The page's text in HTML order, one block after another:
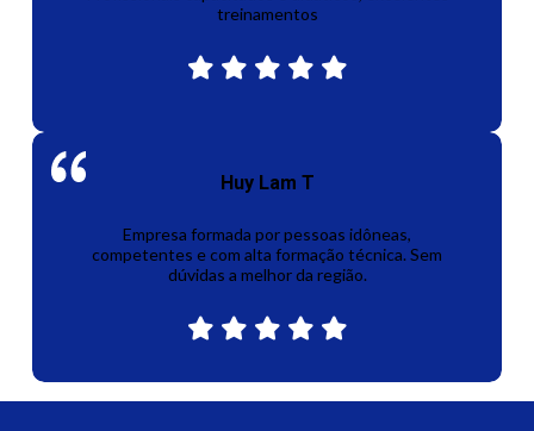
treinamentos
Huy Lam T
Empresa formada por pessoas idôneas,
competentes e com alta formação técnica. Sem
dúvidas a melhor da região.